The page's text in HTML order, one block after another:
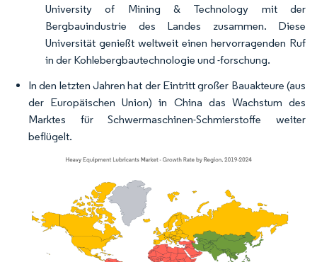
University of Mining & Technology mit der
Bergbauindustrie des Landes zusammen. Diese
Universität genießt weltweit einen hervorragenden Ruf
in der Kohlebergbautechnologie und -forschung.
In den letzten Jahren hat der Eintritt großer Bauakteure (aus
der Europäischen Union) in China das Wachstum des
Marktes für Schwermaschinen-Schmierstoffe weiter
beflügelt.